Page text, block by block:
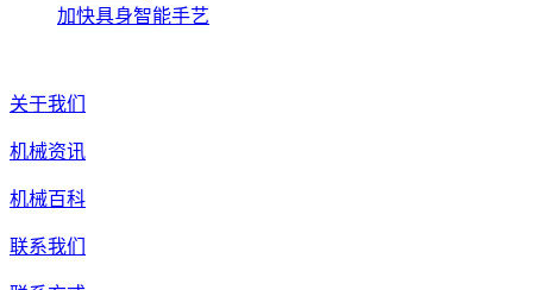
加快具身智能手艺
关于我们
机械资讯
机械百科
联系我们